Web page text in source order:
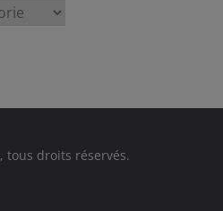
, tous droits réservés.